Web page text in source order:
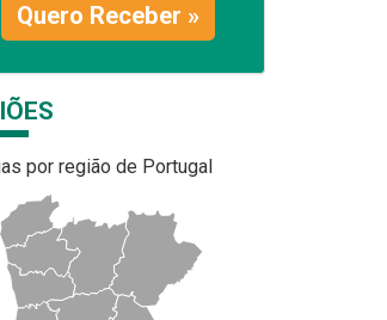
Quero Receber »
por região de Portugal